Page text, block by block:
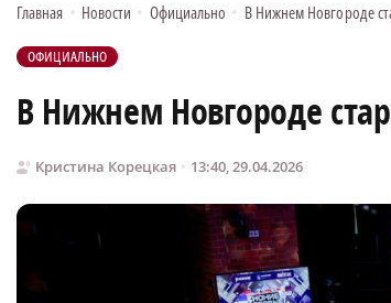
Главная • Новости • Официально • В Нижнем Новгороде
ОФИЦИАЛЬНО
В Нижнем Новгороде
Кристина Корецкая 13:40, 29.04.2026